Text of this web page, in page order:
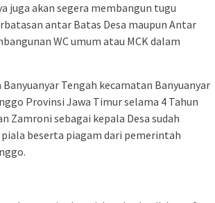
juga akan segera membangun tugu
antar Batas Desa maupun Antar
WC umum atau MCK dalam
Banyuanyar Tengah kecamatan Banyuanyar
Provinsi Jawa Timur selama 4 Tahun
Zamroni sebagai kepala Desa sudah
beserta piagam dari pemerintah